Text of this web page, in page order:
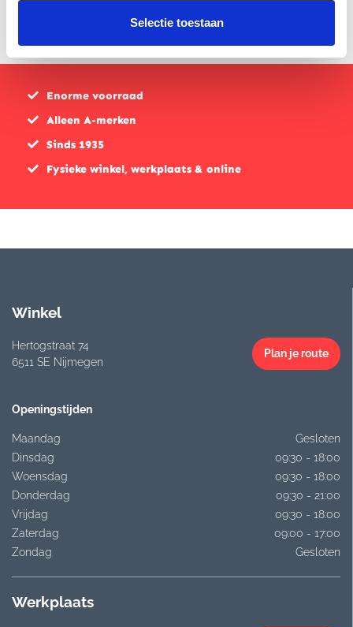
Selectie toestaan
Enorme voorraad
Alleen A-merken
Sinds 1935
Fysieke winkel, werkplaats & online
Winkel
Hertogstraat 74
6511 SE Nijmegen
Plan je route
Openingstijden
Maandag
Gesloten
Dinsdag
09:30 - 18:00
Woensdag
09:30 - 18:00
Donderdag
09:30 - 21:00
Vrijdag
09:30 - 18:00
Zaterdag
09:00 - 17:00
Zondag
Gesloten
Werkplaats